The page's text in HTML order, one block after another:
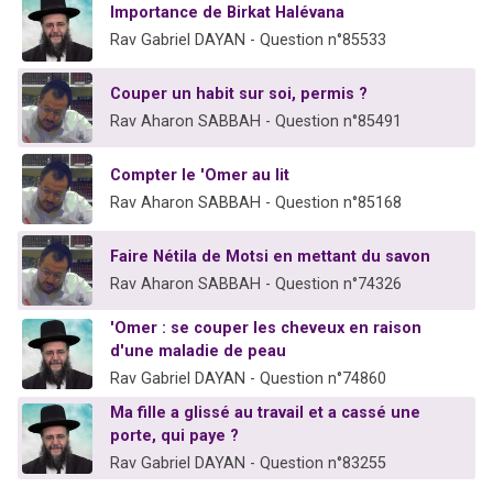
Importance de Birkat Halévana
Rav Gabriel DAYAN - Question n°85533
Couper un habit sur soi, permis ?
Rav Aharon SABBAH - Question n°85491
Compter le 'Omer au lit
Rav Aharon SABBAH - Question n°85168
Faire Nétila de Motsi en mettant du savon
Rav Aharon SABBAH - Question n°74326
'Omer : se couper les cheveux en raison
d'une maladie de peau
Rav Gabriel DAYAN - Question n°74860
Ma fille a glissé au travail et a cassé une
porte, qui paye ?
Rav Gabriel DAYAN - Question n°83255